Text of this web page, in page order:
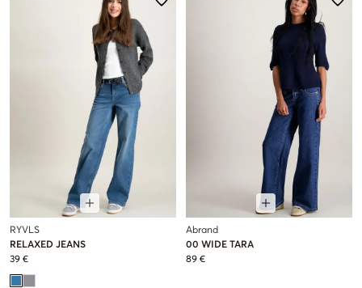
RYVLS
RELAXED JEANS
39 €
Abrand
00 WIDE TARA
89 €